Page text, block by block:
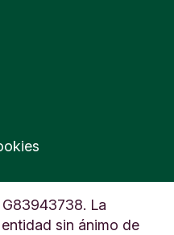
La
sin ánimo de